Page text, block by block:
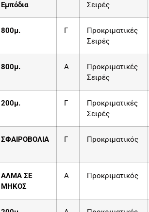
Εμπόδια
Σειρές
800μ. Γ
Προκριματικές
Σειρές
800μ. Α
Προκριματικές
Σειρές
200μ. Γ
Προκριματικές
Σειρές
ΣΦΑΙΡΟΒΟΛΙΑ Γ Προκριματικός
ΑΛΜΑ ΣΕ
ΜΗΚΟΣ
Α Προκριματικός